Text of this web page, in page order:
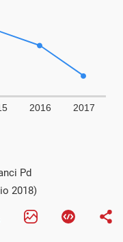
Pd
2018)